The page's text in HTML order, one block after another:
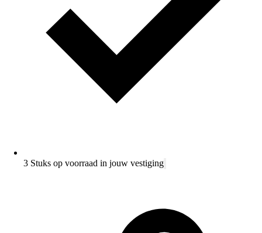
3 Stuks op voorraad in jouw vestiging